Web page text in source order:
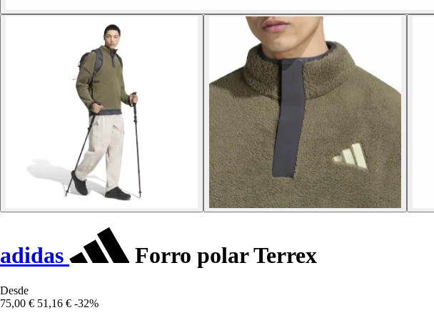
adidas Forro polar Terrex
Desde
75,00 € 51,16 € -32%